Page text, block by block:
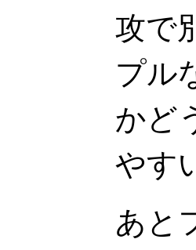
攻で
プル
かど
やす
あと